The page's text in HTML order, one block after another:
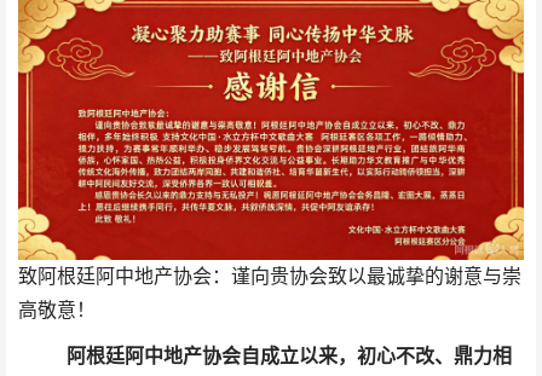
致阿根廷阿中地产协会：谨向贵协会致以最诚挚的谢意与崇
高敬意！
阿根廷阿中地产协会自成立以来，初心不改、鼎力相